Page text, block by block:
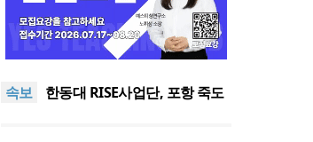
속보
느헤미야 연합기도회, ‘왕의 기
위해 합심
희망의 미래를 향하여”
한동대 RISE사업단, 포항 죽도